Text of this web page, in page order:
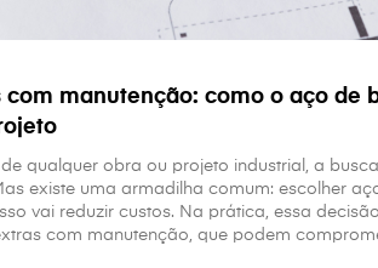
com manutenção: como o aço de
qualquer obra ou projeto industrial, a
existe uma armadilha comum: escolher
vai reduzir custos. Na prática, essa
com manutenção, que podem